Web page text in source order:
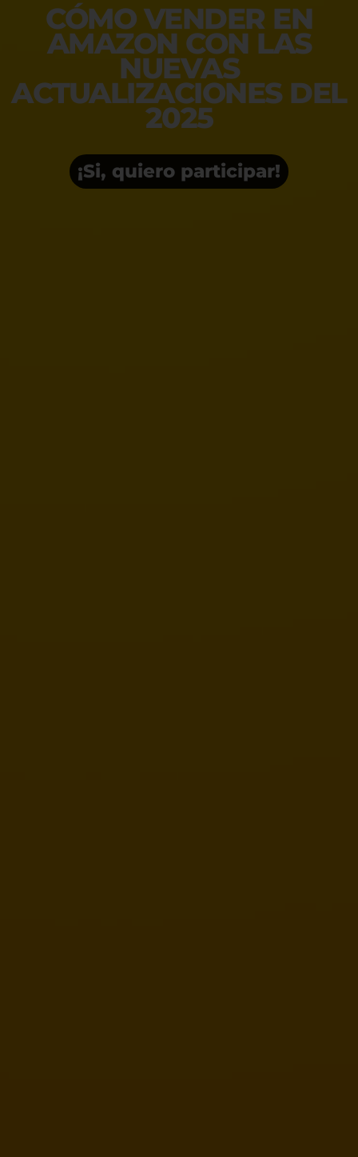
CÓMO VENDER EN
AMAZON CON LAS
NUEVAS
ACTUALIZACIONES DEL
2025
¡Si, quiero participar!